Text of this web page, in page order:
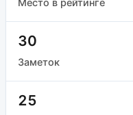
Место в рейтинге
30
Заметок
25